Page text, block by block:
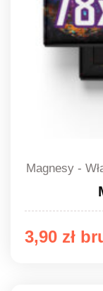
Magnesy -
3,90 zł